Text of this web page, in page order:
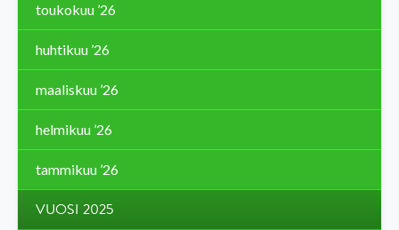
toukokuu ’26
huhtikuu ’26
maaliskuu ’26
helmikuu ’26
tammikuu ’26
VUOSI 2025